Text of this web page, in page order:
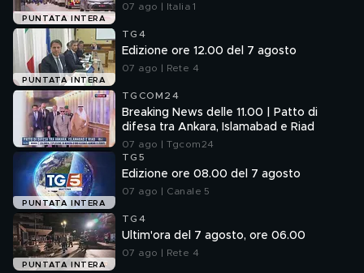
PUNTATA INTERA
07 ago | Italia 1
PUNTATA INTERA
TG4
Edizione ore 12.00 del 7 agosto
07 ago | Rete 4
TGCOM24
Breaking News delle 11.00 | Patto di
difesa tra Ankara, Islamabad e Riad
07 ago | Tgcom24
PUNTATA INTERA
TG5
Edizione ore 08.00 del 7 agosto
07 ago | Canale 5
PUNTATA INTERA
TG4
Ultim'ora del 7 agosto, ore 06.00
07 ago | Rete 4